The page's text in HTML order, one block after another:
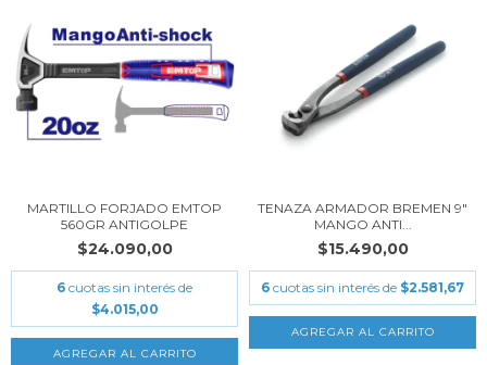
MARTILLO FORJADO EMTOP
560GR ANTIGOLPE
$24.090,00
6 cuotas sin interés de
$4.015,00
TENAZA ARMADOR BREMEN 9"
MANGO ANTI...
$15.490,00
6 cuotas sin interés de $2.581,67